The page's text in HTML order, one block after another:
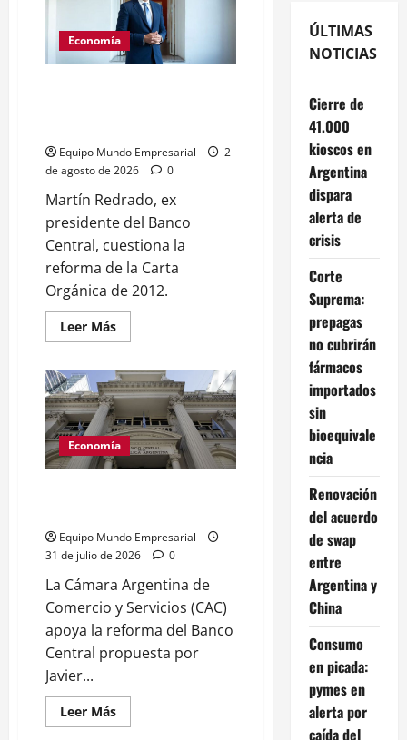
Economía
Equipo Mundo Empresarial
2
de agosto de 2026
0
Martín Redrado, ex
presidente del Banco
Central, cuestiona la
reforma de la Carta
Orgánica de 2012.
Leer MásLeer
más
Redrado
critica
uso
del
Banco
Central:
«No
es
Economía
Equipo Mundo Empresarial
31 de julio de 2026
0
La Cámara Argentina de
Comercio y Servicios (CAC)
apoya la reforma del Banco
Central propuesta por
Javier...
Leer MásLeer
más
ÚLTIMAS
NOTICIAS
Cierre de
41.000
kioscos en
Argentina
dispara
alerta de
crisis
Corte
Suprema:
prepagas
no cubrirán
fármacos
importados
sin
bioequivale
ncia
Renovación
del acuerdo
de swap
entre
Argentina y
China
Consumo
en picada:
pymes en
alerta por
caída del